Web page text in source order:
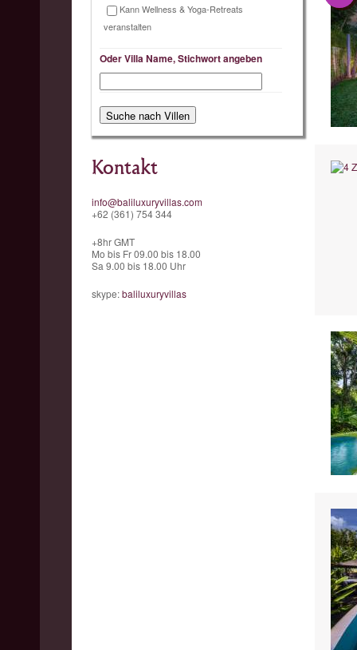
Kann Wellness & Yoga-Retreats
veranstalten
Oder Villa Name, Stichwort angeben
Kontakt
info@baliluxuryvillas.com
+62 (361) 754 344
+8hr GMT
Mo bis Fr 09.00 bis 18.00
Sa 9.00 bis 18.00 Uhr
skype: baliluxuryvillas